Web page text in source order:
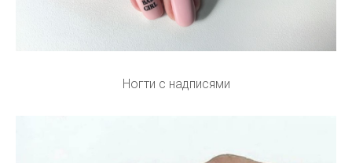
Ногти с надписями